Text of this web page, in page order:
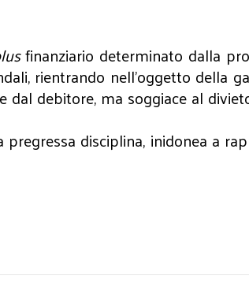
finanziario determinato dalla
rientrando nell’oggetto della
debitore, ma soggiace al
disciplina, inidonea a